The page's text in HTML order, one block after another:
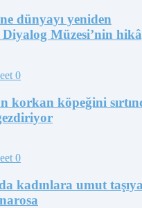
dünyayı yeniden
Müzesi’nin
0
korkan köpeğini
0
kadınlara umut